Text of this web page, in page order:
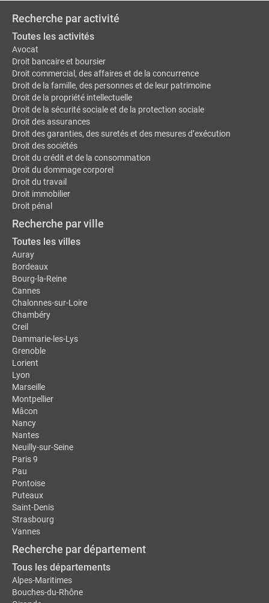
Recherche par activité
Toutes les activités
Avocat
Droit bancaire et boursier
Droit commercial, des affaires et de la concurrence
Droit de la famille, des personnes et de leur patrimoine
Droit de la propriété intellectuelle
Droit de la sécurité sociale et de la protection sociale
Droit des assurances
Droit des garanties, des suretés et des mesures d’exécution
Droit des sociétés
Droit du crédit et de la consommation
Droit du dommage corporel
Droit du travail
Droit immobilier
Droit pénal
Recherche par ville
Toutes les villes
Auray
Bordeaux
Bourg-la-Reine
Cannes
Chalonnes-sur-Loire
Chambéry
Creil
Dammarie-les-Lys
Grenoble
Lorient
Lyon
Marseille
Montpellier
Mâcon
Nancy
Nantes
Neuilly-sur-Seine
Paris 9
Pau
Pontoise
Puteaux
Saint-Denis
Strasbourg
Vannes
Recherche par département
Tous les départements
Alpes-Maritimes
Bouches-du-Rhône